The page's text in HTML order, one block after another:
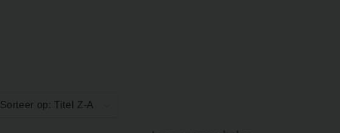
Sorteer op: Titel Z-A